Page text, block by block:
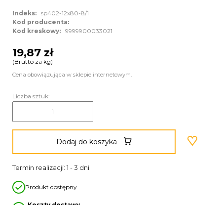
Indeks: sp402-12x80-8/1
Kod producenta:
Kod kreskowy: 9999900033021
19,87 zł
(Brutto za kg)
Cena obowiązująca w sklepie internetowym.
Liczba sztuk:
Dodaj do koszyka
Termin realizacji: 1 - 3 dni
Produkt dostępny